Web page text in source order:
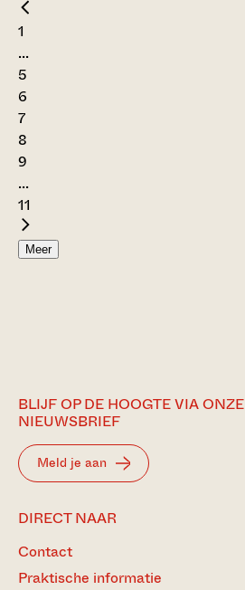
1
...
5
6
7
8
9
...
11
Meer
BLIJF OP DE HOOGTE VIA ONZE
NIEUWSBRIEF
Meld je aan
DIRECT NAAR
Contact
Praktische informatie